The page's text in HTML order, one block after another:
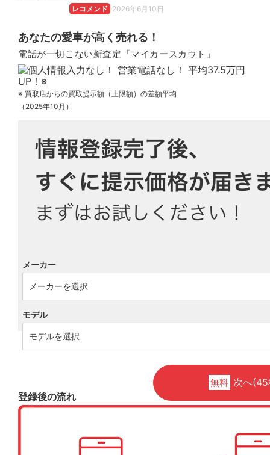
レコメンド 2026年6月10日
あなたの愛車が高く売れる！
電話が一切こない新査定「マイカースカウト」
※ 買取店からの買取提示額（上限額）の差額平均
（2025年10月）
メーカー
モデル
無料 次へ
登録後の流れ